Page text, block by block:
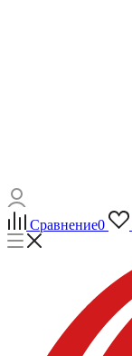
Сравнение0